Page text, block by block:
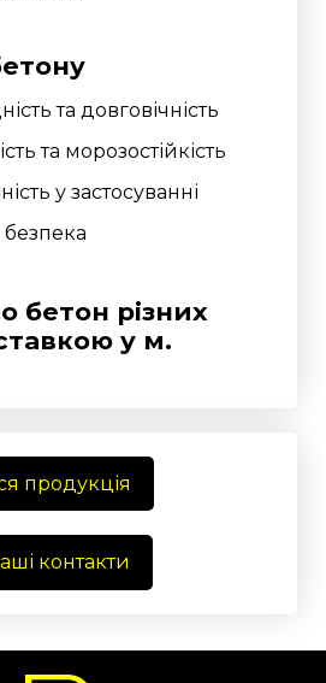
та довговічність
та морозостійкість
у застосуванні
безпека
бетон різних
у м.
продукція
контакти